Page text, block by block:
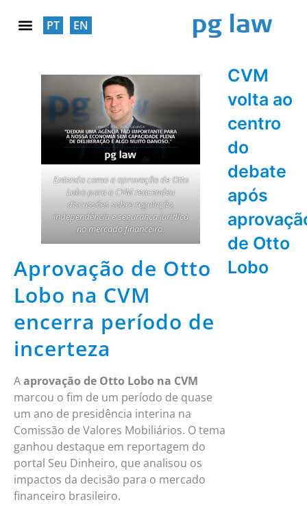
PT EN
CVM
volta ao
centro
do
debate
após
de Otto
Lobo
Entenda como a aprovação de Otto
Lobo para a CVM reacendeu
discussões sobre regulação,
independência e segurança jurídica
no mercado financeiro.
Aprovação de Otto
Lobo na CVM
encerra período de
incerteza
Aaprovação de Otto Lobo na CVM
marcou o fim de um período de quase
um ano de presidência interina na
Comissão de Valores Mobiliários. O tema
ganhou destaque em reportagem do
portal Seu Dinheiro, que analisou os
impactos da decisão para o mercado
financeiro brasileiro.